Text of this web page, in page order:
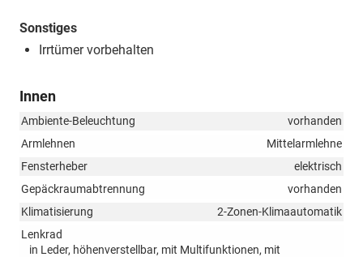
Sonstiges
Irrtümer vorbehalten
Innen
Ambiente-Beleuchtung
vorhanden
Armlehnen
Mittelarmlehne
Fensterheber
elektrisch
Gepäckraumabtrennung
vorhanden
Klimatisierung
2-Zonen-Klimaautomatik
Lenkrad
in Leder, höhenverstellbar, mit Multifunktionen, mit